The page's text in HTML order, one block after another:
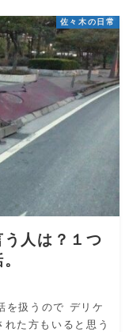
佐々木の日常
人は？１つ
を扱うので デリケ
た方もいると思う